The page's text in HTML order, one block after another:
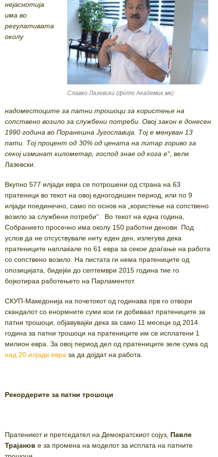
Славко Лазевски (фото Академик.мк)
нејаснотија
има во
регулативата
околу
надоместоците за патни трошоци за користење на
сопствено возило за службени потреби. Овој закон е донесен
1990 година во Поранешна Југославија. Тој е менуван 13
пати. Тој процент од 30% од цената на литар гориво за
секој изминат километар, господ знае од кога е“ , вели
Лазевски.
Вкупно 577 илјади евра се потрошени од страна на 63
пратеници во текот на овој едногодишен период, или по 9
илјади поединечно, само по основ на „користење на сопствено
возило за службени потреби“. Во текот на една година,
Собранието просечно има околу 150 работни денови. Под
услов да не отсуствувале ниту еден ден, излегува дека
пратениците наплаќале по 61 евра за секое доаѓање на работа
со сопствено возило. На листата ги нема пратениците од
опозицијата, бидејќи до септември 2015 година тие го
бојкотираа работењето на Парламентот.
СКУП-Македонија на почетокот од годинава прв го отвори
скандалот со енормните суми кои ги добиваат пратениците за
патни трошоци, објавувајќи дека за само 11 месеци од 2014
година за патни трошоци на пратениците им се исплатени 1
милион евра. За овој период дел од пратениците зеле сума од
над 20 илјади евра за да дојдат на работа.
Рекордерите за патни трошоци
Пратеникот и претседател на Демократскиот сојуз, Павле
Трајанов е за промена на моделот за исплата на патните